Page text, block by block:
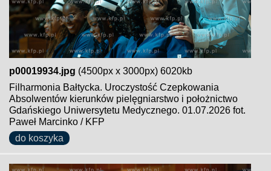
p00019934.jpg (4500px x 3000px) 6020kb
Filharmonia Bałtycka. Uroczystość Czepkowania
Absolwentów kierunków pielęgniarstwo i położnictwo
Gdańskiego Uniwersytetu Medycznego. 01.07.2026 fot.
Paweł Marcinko / KFP
do koszyka